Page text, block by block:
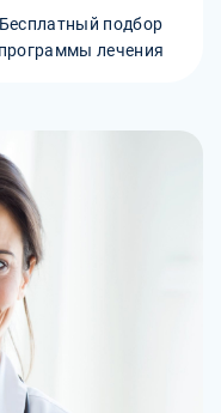
Бесплатный подбор
программы лечения